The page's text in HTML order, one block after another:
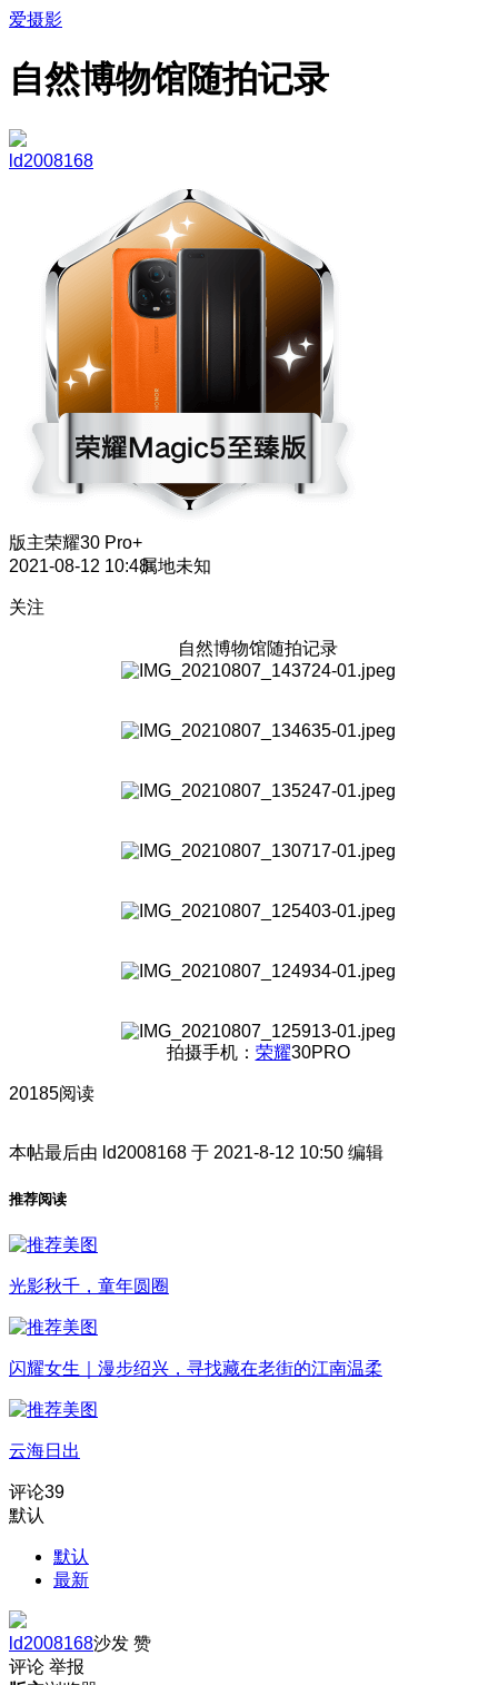
爱摄影
自然博物馆随拍记录
ld2008168
版主荣耀30 Pro+
2021-08-12 10:48属地未知
关注
自然博物馆随拍记录
拍摄手机： 荣耀30PRO
20185阅读
本帖最后由 ld2008168 于 2021-8-12 10:50 编辑
推荐阅读
光影秋千，童年圆圈
闪耀女生｜漫步绍兴，寻找藏在老街的江南温柔
云海日出
评论39
默认
默认
最新
ld2008168沙发 赞
评论 举报